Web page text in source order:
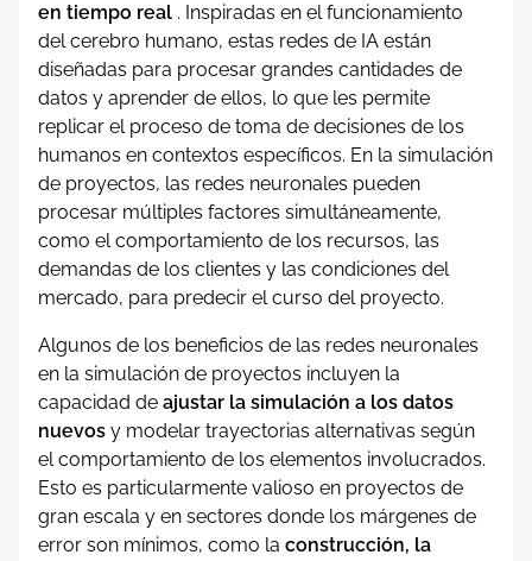
en tiempo real . Inspiradas en el funcionamiento
del cerebro humano, estas redes de IA están
diseñadas para procesar grandes cantidades de
datos y aprender de ellos, lo que les permite
replicar el proceso de toma de decisiones de los
humanos en contextos específicos. En la simulación
de proyectos, las redes neuronales pueden
procesar múltiples factores simultáneamente,
como el comportamiento de los recursos, las
demandas de los clientes y las condiciones del
mercado, para predecir el curso del proyecto.
Algunos de los beneficios de las redes neuronales
en la simulación de proyectos incluyen la
capacidad de ajustar la simulación a los datos
nuevos y modelar trayectorias alternativas según
el comportamiento de los elementos involucrados.
Esto es particularmente valioso en proyectos de
gran escala y en sectores donde los márgenes de
error son mínimos, como la construcción, la